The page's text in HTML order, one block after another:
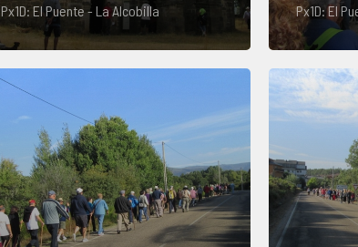
Px1D: El Puente - La Alcobilla Px1D: El